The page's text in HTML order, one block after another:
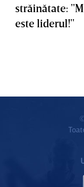
străinătate:
este liderul!"